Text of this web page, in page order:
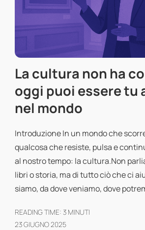
La cultura non ha
oggi puoi essere tu
nel mondo
Introduzione In un mondo che
qualcosa che resiste, pulsa e
al nostro tempo: la cultura.Non
libri o storia, ma di tutto ciò che ci
siamo, da dove veniamo, dove
READING TIME: 3 MINUTI
23 GIUGNO 2025